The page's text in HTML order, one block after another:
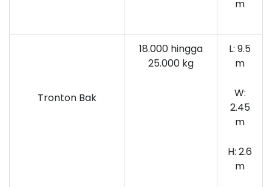
m
Tronton Bak
18.000 hingga
25.000 kg
L: 9.5
m
W:
2.45
m
H: 2.6
m